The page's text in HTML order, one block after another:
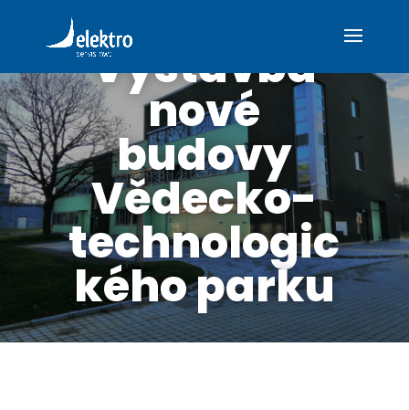
Výstavba
nové
budovy
Vědecko-
technologic
kého parku